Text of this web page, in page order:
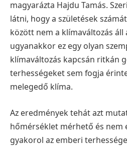
magyarázta Hajdu Tamás.
látni, hogy a születések
között nem a klímaváltozás áll
ugyanakkor ez egy olyan
klímaváltozás kapcsán ritkán
terhességeket sem fogja
melegedő klíma.
Az eredmények tehát azt
hőmérséklet mérhető és nem
gyakorol az emberi